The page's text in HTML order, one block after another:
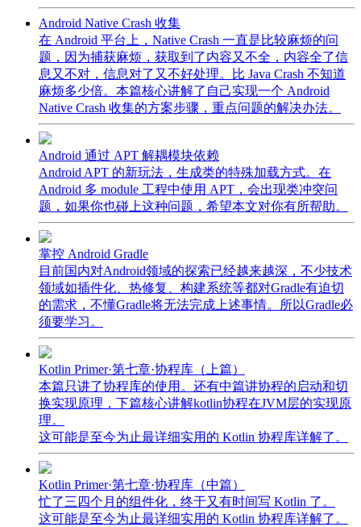
Android Native Crash 收集
在 Android 平台上，Native Crash 一直是比较麻烦的问
题，因为捕获麻烦，获取到了内容又不全，内容全了信
息又不对，信息对了又不好处理。比 Java Crash 不知道
麻烦多少倍。本篇核心讲解了自己实现一个 Android
Native Crash 收集的方案步骤，重点问题的解决办法。
Android 通过 APT 解耦模块依赖
Android APT 的新玩法，生成类的特殊加载方式。在
Android 多 module 工程中使用 APT，会出现类冲突问
题，如果你也碰上这种问题，希望本文对你有所帮助。
掌控 Android Gradle
目前国内对Android领域的探索已经越来越深，不少技术
领域如插件化、热修复、构建系统等都对Gradle有迫切
的需求，不懂Gradle将无法完成上述事情。所以Gradle必
须要学习。
Kotlin Primer·第七章·协程库（上篇）
本篇只讲了协程库的使用。还有中篇讲协程的启动和切
换实现原理，下篇核心讲解kotlin协程在JVM层的实现原
理。
这可能是至今为止最详细实用的 Kotlin 协程库详解了。
Kotlin Primer·第七章·协程库（中篇）
忙了三四个月的组件化，终于又有时间写 Kotlin 了。
这可能是至今为止最详细实用的 Kotlin 协程库详解了。